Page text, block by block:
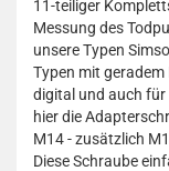
11-teiliger
Messung des
unsere Typen
Typen mit
digital und auch für
hier die
M14 - zusätzlich
Diese Schraube